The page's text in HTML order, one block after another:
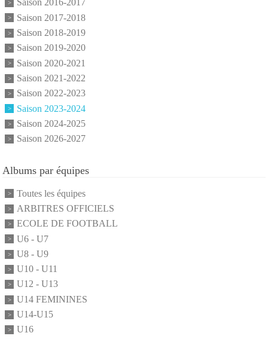
Saison 2016-2017
Saison 2017-2018
Saison 2018-2019
Saison 2019-2020
Saison 2020-2021
Saison 2021-2022
Saison 2022-2023
Saison 2023-2024
Saison 2024-2025
Saison 2026-2027
Albums par équipes
Toutes les équipes
ARBITRES OFFICIELS
ECOLE DE FOOTBALL
U6 - U7
U8 - U9
U10 - U11
U12 - U13
U14 FEMININES
U14-U15
U16